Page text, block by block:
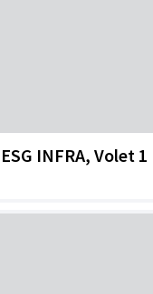
INFRA, Volet 1